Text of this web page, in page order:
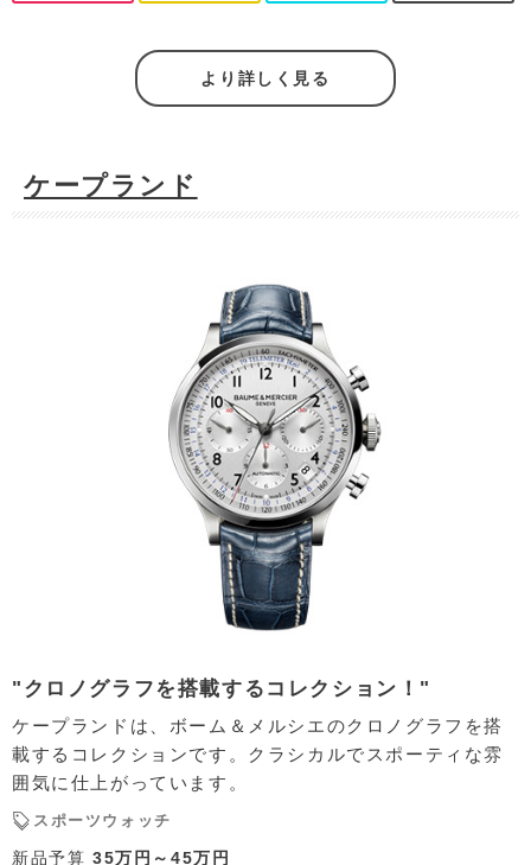
より詳しく見る
ケープランド
"クロノグラフを搭載するコレクション！"
ケープランドは、ボーム＆メルシエのクロノグラフを搭
載するコレクションです。クラシカルでスポーティな雰
囲気に仕上がっています。
スポーツウォッチ
新品予算 35万円～45万円